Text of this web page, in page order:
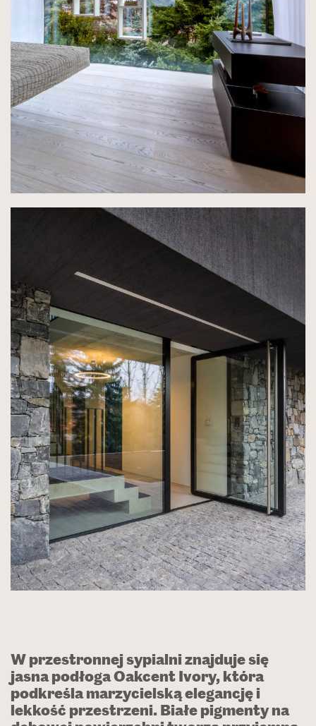
W przestronnej sypialni znajduje się
jasna podłoga Oakcent Ivory, która
podkreśla marzycielską elegancję i
lekkość przestrzeni. Białe pigmenty na